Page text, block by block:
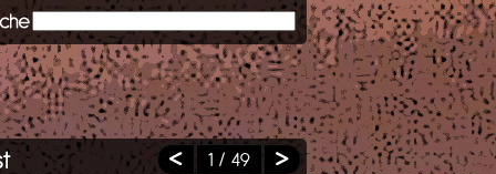
1 / 49